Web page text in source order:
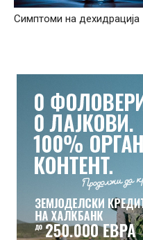
Симптоми на дехидрација